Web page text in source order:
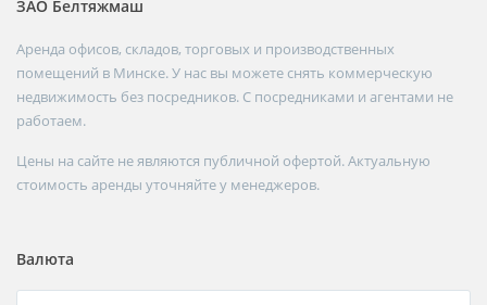
ЗАО Белтяжмаш
Аренда офисов, складов, торговых и производственных
помещений в Минске. У нас вы можете снять коммерческую
недвижимость без посредников. С посредниками и агентами не
работаем.
Цены на сайте не являются публичной офертой. Актуальную
стоимость аренды уточняйте у менеджеров.
Валюта